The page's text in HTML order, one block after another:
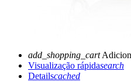
add_shopping_cart
Visualização rápidasearch
Detailscached